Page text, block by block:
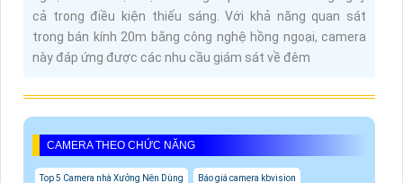
cả trong điều kiện thiếu sáng. Với khả năng quan sát
trong bán kính 20m bằng công nghệ hồng ngoại, camera
này đáp ứng được các nhu cầu giám sát về đêm
CAMERA THEO CHỨC NĂNG
Top 5 Camera nhà Xưởng Nên Dùng Báo giá camera kbvision